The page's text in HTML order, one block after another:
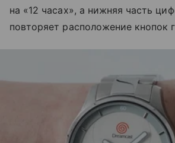
на «12 часах», а нижняя часть
повторяет расположение кнопок